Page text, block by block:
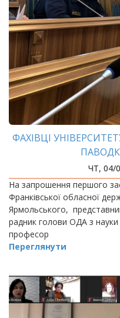
ФАХІВЦІ
ЧТ, 04/
На запрошення першого
Франківської обласної
Ярмольського,
радник голови ОДА з науки
професор
Переглянути